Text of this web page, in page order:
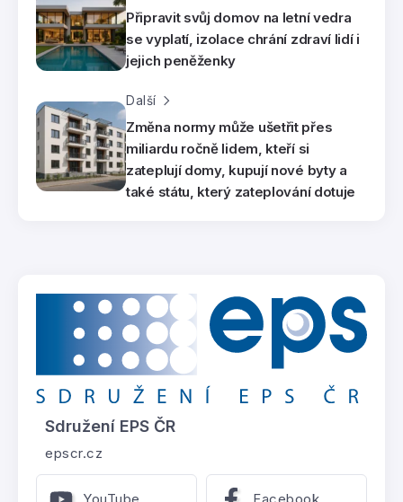
Připravit svůj domov na letní vedra
se vyplatí, izolace chrání zdraví lidí i
jejich peněženky
Další
Změna normy může ušetřit přes
miliardu ročně lidem, kteří si
zateplují domy, kupují nové byty a
také státu, který zateplování dotuje
Sdružení EPS ČR
epscr.cz